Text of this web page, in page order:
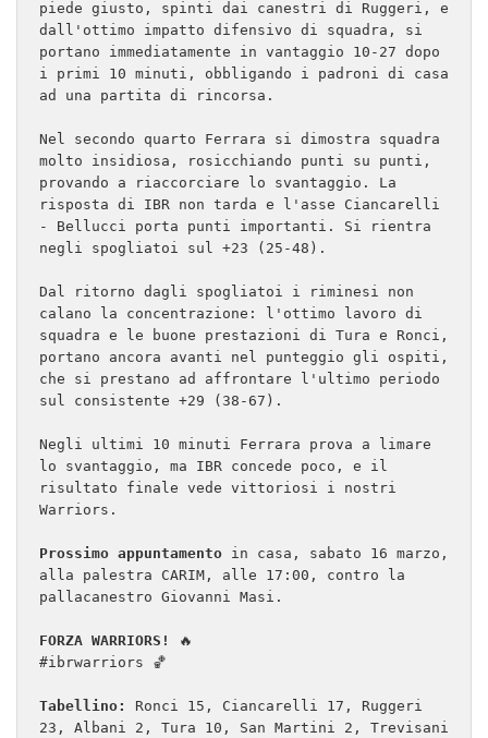
piede giusto, spinti dai canestri di Ruggeri, e
dall'ottimo impatto difensivo di squadra, si
portano immediatamente in vantaggio 10-27 dopo
i primi 10 minuti, obbligando i padroni di casa
ad una partita di rincorsa.
Nel secondo quarto Ferrara si dimostra squadra
molto insidiosa, rosicchiando punti su punti,
provando a riaccorciare lo svantaggio. La
risposta di IBR non tarda e l'asse Ciancarelli
- Bellucci porta punti importanti. Si rientra
negli spogliatoi sul +23 (25-48).
Dal ritorno dagli spogliatoi i riminesi non
calano la concentrazione: l'ottimo lavoro di
squadra e le buone prestazioni di Tura e Ronci,
portano ancora avanti nel punteggio gli ospiti,
che si prestano ad affrontare l'ultimo periodo
sul consistente +29 (38-67).
Negli ultimi 10 minuti Ferrara prova a limare
lo svantaggio, ma IBR concede poco, e il
risultato finale vede vittoriosi i nostri
Warriors.
Prossimo appuntamento in casa, sabato 16 marzo,
alla palestra CARIM, alle 17:00, contro la
pallacanestro Giovanni Masi.
FORZA WARRIORS!
🔥
#ibrwarriors 🏀
Tabellino:
Ronci 15, Ciancarelli 17, Ruggeri
23, Albani 2, Tura 10, San Martini 2, Trevisani